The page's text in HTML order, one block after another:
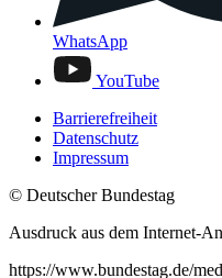
WhatsApp
YouTube
Barrierefreiheit
Datenschutz
Impressum
© Deutscher Bundestag
Ausdruck aus dem Internet-
https://www.bundestag.de/